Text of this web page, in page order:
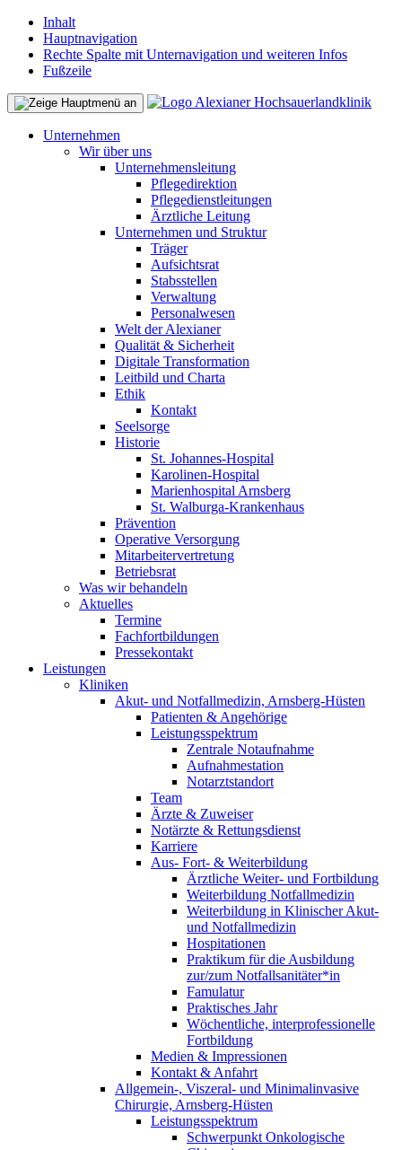
Inhalt
Hauptnavigation
Rechte Spalte mit Unternavigation und weiteren Infos
Fußzeile
Unternehmen
Wir über uns
Unternehmensleitung
Pflegedirektion
Pflegedienstleitungen
Ärztliche Leitung
Unternehmen und Struktur
Träger
Aufsichtsrat
Stabsstellen
Verwaltung
Personalwesen
Welt der Alexianer
Qualität & Sicherheit
Digitale Transformation
Leitbild und Charta
Ethik
Kontakt
Seelsorge
Historie
St. Johannes-Hospital
Karolinen-Hospital
Marienhospital Arnsberg
St. Walburga-Krankenhaus
Prävention
Operative Versorgung
Mitarbeitervertretung
Betriebsrat
Was wir behandeln
Aktuelles
Termine
Fachfortbildungen
Pressekontakt
Leistungen
Kliniken
Akut- und Notfallmedizin, Arnsberg-Hüsten
Patienten & Angehörige
Leistungsspektrum
Zentrale Notaufnahme
Aufnahmestation
Notarztstandort
Team
Ärzte & Zuweiser
Notärzte & Rettungsdienst
Karriere
Aus- Fort- & Weiterbildung
Ärztliche Weiter- und Fortbildung
Weiterbildung Notfallmedizin
Weiterbildung in Klinischer Akut-
und Notfallmedizin
Hospitationen
Praktikum für die Ausbildung
zur/zum Notfallsanitäter*in
Famulatur
Praktisches Jahr
Wöchentliche, interprofessionelle
Fortbildung
Medien & Impressionen
Kontakt & Anfahrt
Allgemein-, Viszeral- und Minimalinvasive
Chirurgie, Arnsberg-Hüsten
Leistungsspektrum
Schwerpunkt Onkologische